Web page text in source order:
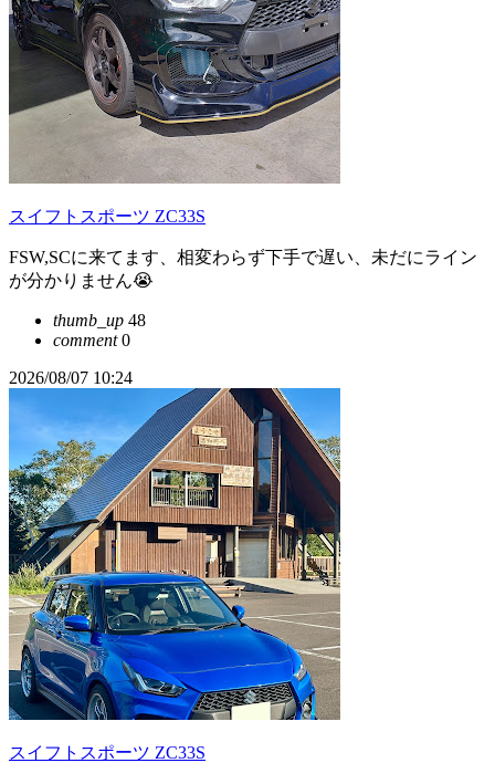
スイフトスポーツ ZC33S
FSW,SCに来てます、相変わらず下手で遅い、未だにライン
が分かりません😭
thumb_up 48
comment0
2026/08/07 10:24
スイフトスポーツ ZC33S